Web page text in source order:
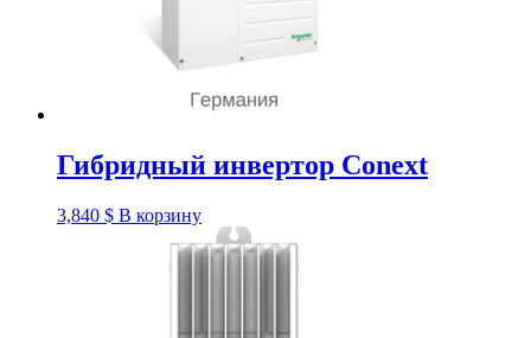
Гибридный инвертор Conext
3,840 $ В корзину